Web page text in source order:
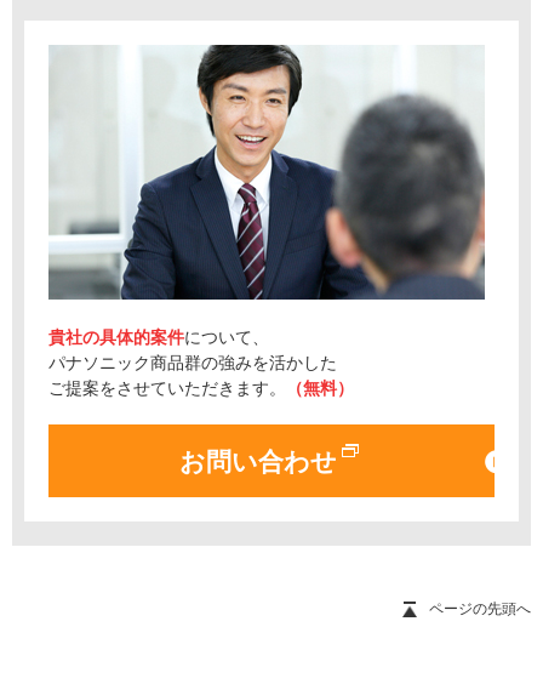
貴社の具体的案件について、
パナソニック商品群の強みを活かした
ご提案をさせていただきます。
（無料）
お問い合わせ
ページの先頭へ